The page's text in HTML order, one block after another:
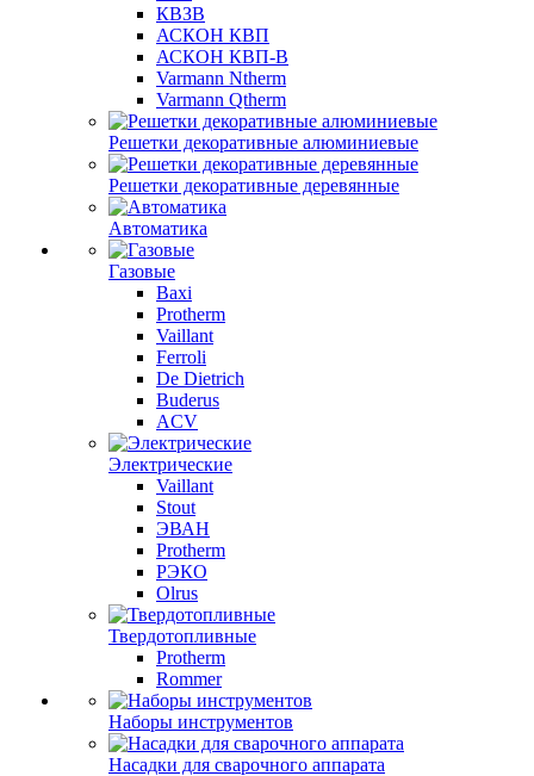
КВЗВ
АСКОН КВП
АСКОН КВП-В
Varmann Ntherm
Varmann Qtherm
Решетки декоративные алюминиевые
Решетки декоративные деревянные
Автоматика
Газовые
Baxi
Protherm
Vaillant
Ferroli
De Dietrich
Buderus
ACV
Электрические
Vaillant
Stout
ЭВАН
Protherm
РЭКО
Olrus
Твердотопливные
Protherm
Rommer
Наборы инструментов
Насадки для сварочного аппарата